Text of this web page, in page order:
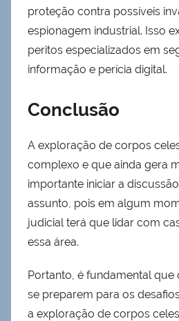
proteção contra possíveis
espionagem industrial. Isso
peritos especializados em
informação e perícia digital.
Conclusão
A exploração de corpos
complexo e que ainda gera
importante iniciar a
assunto, pois em algum
judicial terá que lidar com
essa área.
Portanto, é fundamental que
se preparem para os
a exploração de corpos